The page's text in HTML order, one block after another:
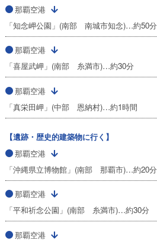
那覇空港
「知念岬公園」(南部 南城市知念)…約50分
那覇空港
「喜屋武岬」(南部 糸満市)…約30分
那覇空港
「真栄田岬」(中部 恩納村)…約1時間
【遺跡・歴史的建築物に行く】
那覇空港
「沖縄県立博物館」(南部 那覇市)…約20分
那覇空港
「平和祈念公園」(南部 糸満市)…約30分
那覇空港